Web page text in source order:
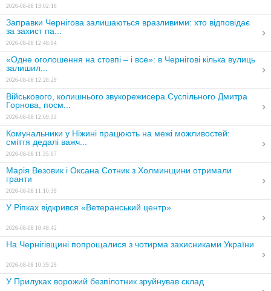
2026-08-08 13:02:16
Заправки Чернігова залишаються вразливими: хто відповідає
за захист па...
2026-08-08 12:48:04
«Одне оголошення на стовпі – і все»: в Чернігові кілька вулиць
залишил...
2026-08-08 12:28:29
Військового, колишнього звукорежисера Суспільного Дмитра
Горнова, посм...
2026-08-08 12:09:33
Комунальники у Ніжині працюють на межі можливостей:
сміття дедалі важч...
2026-08-08 11:35:07
Марія Везовик і Оксана Сотник з Холминщини отримали
гранти
2026-08-08 11:10:39
У Ріпках відкрився «Ветеранський центр»
2026-08-08 10:48:42
На Чернігівщині попрощалися з чотирма захисниками України
2026-08-08 10:39:29
У Прилуках ворожий безпілотник зруйнував склад